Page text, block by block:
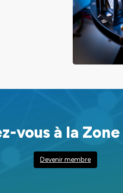
vous à la
Devenir membre